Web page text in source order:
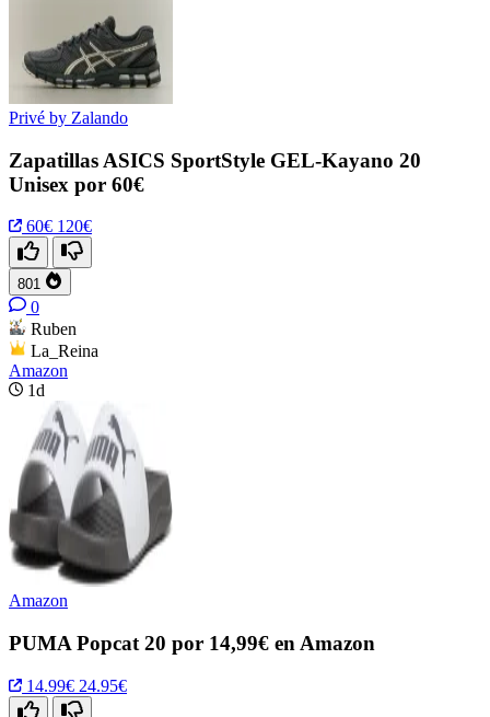
Privé by Zalando
Zapatillas ASICS SportStyle GEL-Kayano 20
Unisex por 60€
60€ 120€
801
0
Ruben
La_Reina
Amazon
1d
Amazon
PUMA Popcat 20 por 14,99€ en Amazon
14.99€ 24.95€